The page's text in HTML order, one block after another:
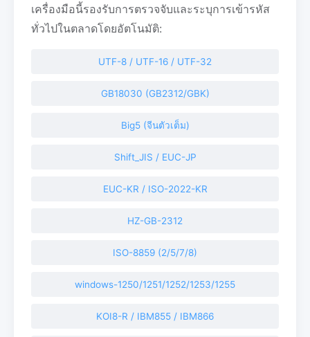
เครื่องมือนี้รองรับการตรวจจับและระบุการเข้ารหัส
ทั่วไปในตลาดโดยอัตโนมัติ:
UTF-8 / UTF-16 / UTF-32
GB18030 (GB2312/GBK)
Big5 (จีนตัวเต็ม)
Shift_JIS / EUC-JP
EUC-KR / ISO-2022-KR
HZ-GB-2312
ISO-8859 (2/5/7/8)
windows-1250/1251/1252/1253/1255
KOI8-R / IBM855 / IBM866